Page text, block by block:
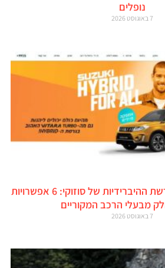
נופלים
7 באוגוסט 2026
הוצג הסדר פשרה בפרשת ההיברידיות של סוזוקי: 6 אפשרויות
מבעלי הרכב המקוריים
7 באוגוסט 2026